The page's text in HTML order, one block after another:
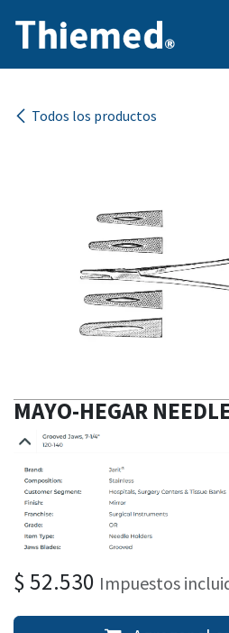
Todos los productos
MAYO-HEGAR
$ 52.530 Impuestos